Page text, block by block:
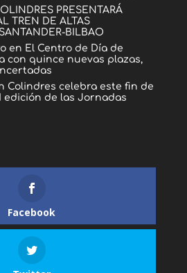
PRESENTARÁ
TREN DE ALTAS
BILBAO
en El Centro de Día de
con quince nuevas plazas,
Colindres celebra este fin de
edición de las Jornadas
Facebook